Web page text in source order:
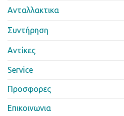
Ανταλλακτικα
Συντήρηση
Αντίκες
Service
Προσφορες
Επικοινωνια